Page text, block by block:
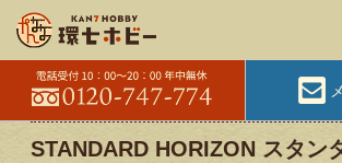
STANDARD HORIZON スタン